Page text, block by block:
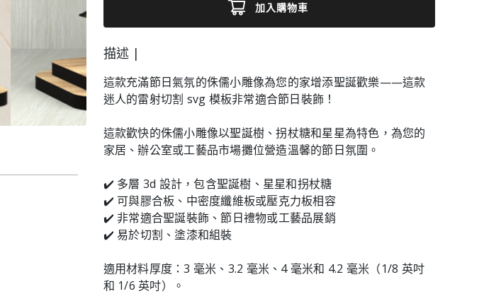
加入購物車
描述 |
這款充滿節日氣氛的侏儒小雕像為您的家增添聖誕歡樂——這款
迷人的雷射切割 svg 模板非常適合節日裝飾！
這款歡快的侏儒小雕像以聖誕樹、拐杖糖和星星為特色，為您的
家居、辦公室或工藝品市場攤位營造溫馨的節日氛圍。
✔️ 多層 3d 設計，包含聖誕樹、星星和拐杖糖
✔️ 可與膠合板、中密度纖維板或壓克力板相容
✔️ 非常適合聖誕裝飾、節日禮物或工藝品展銷
✔️ 易於切割、塗漆和組裝
適用材料厚度：3 毫米、3.2 毫米、4 毫米和 4.2 毫米（1/8 英吋
和 1/6 英吋）。